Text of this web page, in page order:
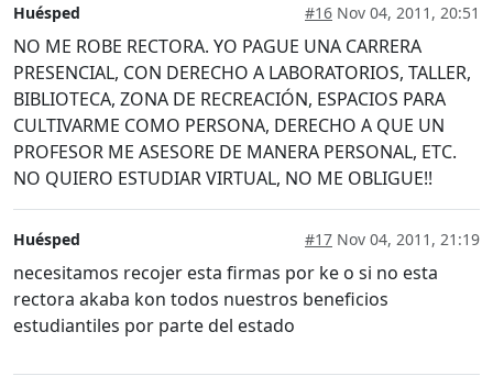
Huésped #16 Nov 04, 2011, 20:51
NO ME ROBE RECTORA. YO PAGUE UNA CARRERA
PRESENCIAL, CON DERECHO A LABORATORIOS, TALLER,
BIBLIOTECA, ZONA DE RECREACIÓN, ESPACIOS PARA
CULTIVARME COMO PERSONA, DERECHO A QUE UN
PROFESOR ME ASESORE DE MANERA PERSONAL, ETC.
NO QUIERO ESTUDIAR VIRTUAL, NO ME OBLIGUE!!
Huésped #17 Nov 04, 2011, 21:19
necesitamos recojer esta firmas por ke o si no esta
rectora akaba kon todos nuestros beneficios
estudiantiles por parte del estado